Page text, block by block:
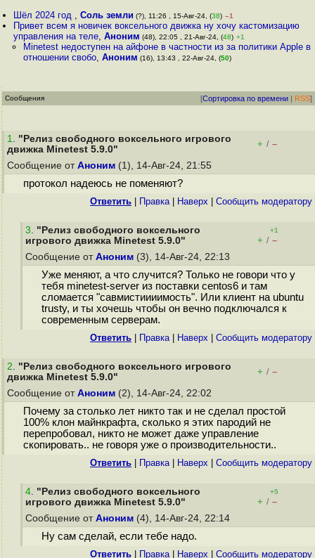
Шёл 2024 год ,Соль земли (?), 11:26 , 15-Авг-24, (38) –1
Привет всем я новичек воксельного движка ну хочу кастомизацию
управления на теле,Аноним (48), 22:05 , 21-Авг-24, (48) +1
Minetest недоступен на айфоне в частности из за политики Apple в
отношении свобо, Аноним (16), 13:43 , 22-Авг-24, (50)
Сообщения [Сортировка по времени | RSS]
1. "Релиз свободного воксельного игрового
движка Minetest 5.9.0"
+ / –
Сообщение от Аноним (1), 14-Авг-24, 21:55
протокол надеюсь не поменяют?
Ответить Правка| Наверх Cообщить модератору
3. "Релиз свободного воксельного
игрового движка Minetest 5.9.0"
+1
+ / –
Сообщение от Аноним (3), 14-Авг-24, 22:13
Уже меняют, а что случится? Только не говори что у
тебя minetest-server из поставки centos6 и там
сломается "савмистиииимость". Или клиент на ubuntu
trusty, и ты хочешь чтобы он вечно подключался к
современным серверам.
Ответить Правка| Наверх Cообщить модератору
2. "Релиз свободного воксельного игрового
движка Minetest 5.9.0"
+ / –
Сообщение от Аноним (2), 14-Авг-24, 22:02
Почему за столько лет никто так и не сделал простой
100% клон майнкрафта, сколько я этих пародий не
перепробовал, никто не может даже управление
скопировать.. не говоря уже о производительности..
Ответить Правка| Наверх Cообщить модератору
4. "Релиз свободного воксельного
игрового движка Minetest 5.9.0"
+5
+ / –
Сообщение от Аноним (4), 14-Авг-24, 22:14
Ну сам сделай, если тебе надо.
Ответить Правка| Наверх Cообщить модератору